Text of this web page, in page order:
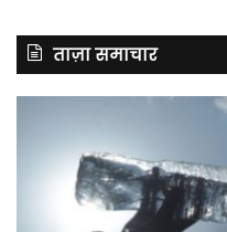
ताज़ा समाचार